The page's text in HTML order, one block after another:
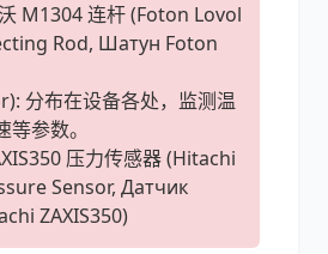
M1304 连杆 (Foton Lovol
Rod, Шатун Foton
分布在设备各处，监测温
参数。
压力传感器 (Hitachi
Sensor, Датчик
ZAXIS350)